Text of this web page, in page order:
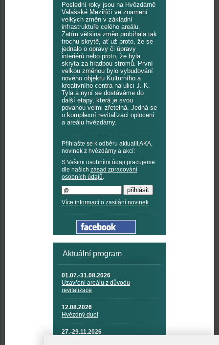
Poslední roky jsou na Hvězdárně
Valašské Meziříčí ve znamení
velkých změn v základní
infrastruktuře celého areálu.
Zatím většina změn probíhala tak
trochu skrytě, ať už proto, že se
jednalo o opravy či úpravy
interiérů nebo proto, že byla
skryta za hradbou stromů. První
velkou změnou bylo vybudování
nového objektu Kulturního a
kreativního centra na ulici J. K.
Tyla a nyní se dostáváme do
další etapy, která je svou
povahou velmi zřetelná. Jedná se
o komplexní revitalizaci oplocení
a areálu hvězdárny.
Přihlašte se k odběru aktualit AKA,
novinek z hvězdárny a akcí:
S Vašimi osobními údaji pracujeme
dle našich zásad zpracování
osobních údajů.
Více informací o zasílání novinek
Aktuální program
01.07.-31.08.2026
Uzavření areálu z důvodu
revitalizace
12.08.2026
Hvězdný duel
27.-29.11.2026